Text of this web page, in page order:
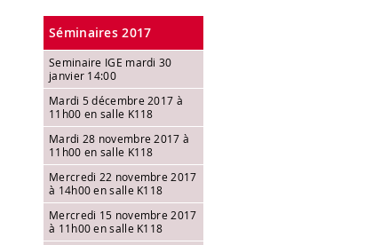
Séminaires 2017
Seminaire IGE mardi 30
janvier 14:00
Mardi 5 décembre 2017 à
11h00 en salle K118
Mardi 28 novembre 2017 à
11h00 en salle K118
Mercredi 22 novembre 2017
à 14h00 en salle K118
Mercredi 15 novembre 2017
à 11h00 en salle K118